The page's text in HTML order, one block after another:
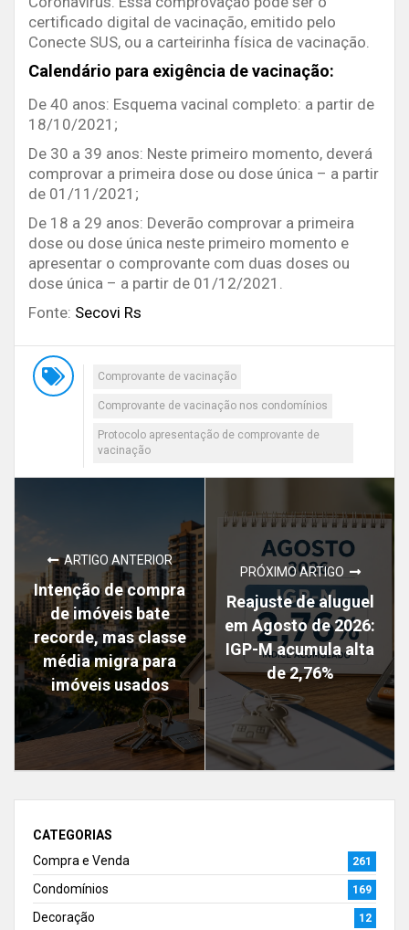
certificado digital de vacinação, emitido pelo
Conecte SUS, ou a carteirinha física de vacinação.
Calendário para exigência de vacinação:
De 40 anos: Esquema vacinal completo: a partir de
18/10/2021;
De 30 a 39 anos: Neste primeiro momento, deverá
comprovar a primeira dose ou dose única – a partir
de 01/11/2021;
De 18 a 29 anos: Deverão comprovar a primeira
dose ou dose única neste primeiro momento e
apresentar o comprovante com duas doses ou
dose única – a partir de 01/12/2021.
Fonte: Secovi Rs
Comprovante de vacinação
Comprovante de vacinação nos condomínios
Protocolo apresentação de comprovante de
vacinação
ARTIGO ANTERIOR
Intenção de compra
de imóveis bate
recorde, mas classe
média migra para
imóveis usados
PRÓXIMO ARTIGO
Reajuste de aluguel
em Agosto de 2026:
IGP-M acumula alta
de 2,76%
CATEGORIAS
Compra e Venda
261
Condomínios 169
Decoração 12